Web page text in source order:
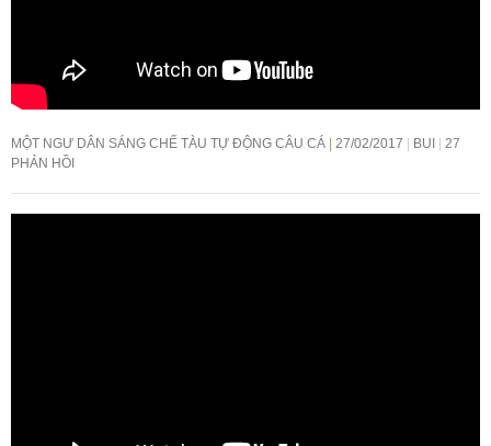
MỘT NGƯ DÂN SÁNG CHẾ TÀU TỰ ĐỘNG CÂU CÁ 27/02/2017 BUI
27
PHẢN HỒI